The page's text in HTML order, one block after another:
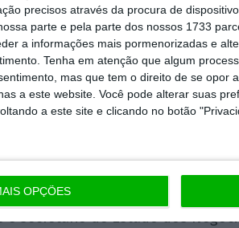
precisos através da procura de
parte e pela parte dos nossos 1733
a informações mais pormenorizadas e
Tenha em atenção que algum
mas que tem o direito de se opor
a este website. Você pode alterar suas
a este site e clicando no botão
OPÇÕES
foi fechada a pedido da polícia.
de acordo com a polícia.
menos 20 civis feridos mas que
secretário de Estado dos